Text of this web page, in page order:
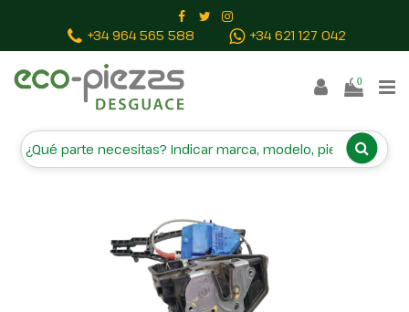
+34 964 565 588 +34 621 127 042
0
CERRADURA PUERTA TRASERA
DERECHA 7229460